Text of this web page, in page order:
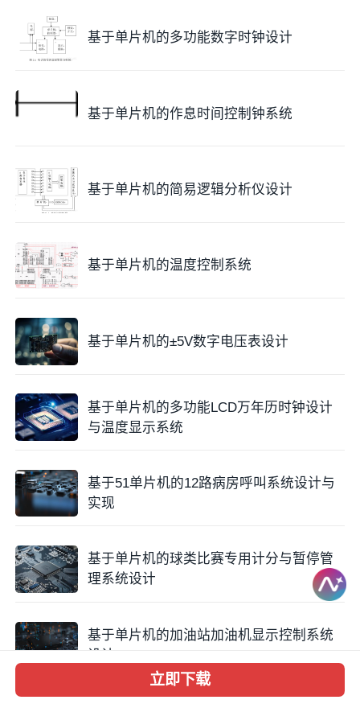
基于单片机的多功能数字时钟设计
基于单片机的作息时间控制钟系统
基于单片机的简易逻辑分析仪设计
基于单片机的温度控制系统
基于单片机的±5V数字电压表设计
基于单片机的多功能LCD万年历时钟设计
与温度显示系统
基于51单片机的12路病房呼叫系统设计与
实现
基于单片机的球类比赛专用计分与暂停管
理系统设计
基于单片机的加油站加油机显示控制系统
设计
立即下载